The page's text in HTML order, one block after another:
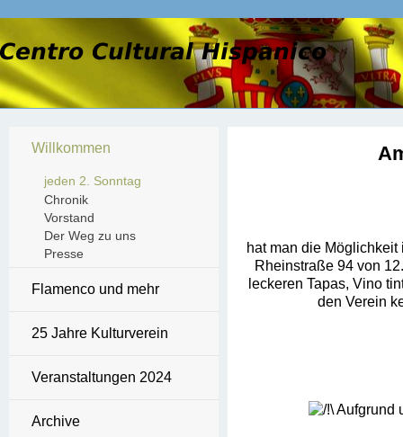
Willkommen
jeden 2. Sonntag
Chronik
Vorstand
Der Weg zu uns
Presse
Flamenco und mehr
25 Jahre Kulturverein
Veranstaltungen 2024
Archive
hat man die
Rheinstraße 94 von
leckeren Tapas, Vino
den Verein
Aufgrund